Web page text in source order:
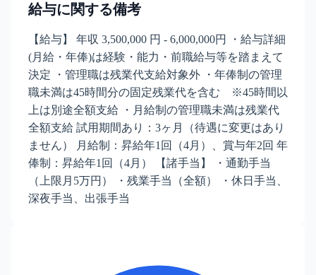
給与に関する備考
【給与】 年収 3,500,000 円 - 6,000,000円 ・給与詳細
(月給・年俸)は経験・能力・前職給与等を踏まえて
決定 ・管理職は残業代支給対象外 ・年俸制の管理
職未満は45時間分の固定残業代を含む ※45時間以
上は別途全額支給 ・月給制の管理職未満は残業代
全額支給 試用期間あり：3ヶ月（待遇に変更はあり
ません） 月給制：昇給年1回（4月）、賞与年2回 年
俸制：昇給年1回（4月） 【諸手当】 ・通勤手当
（上限月5万円） ・残業手当（全額） ・休日手当、
深夜手当、出張手当